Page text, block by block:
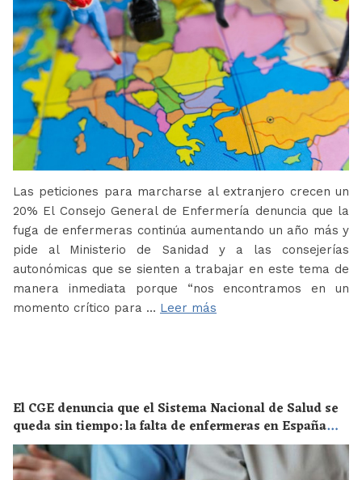
Las peticiones para marcharse al extranjero crecen un
20% El Consejo General de Enfermería denuncia que la
fuga de enfermeras continúa aumentando un año más y
pide al Ministerio de Sanidad y a las consejerías
autonómicas que se sienten a trabajar en este tema de
manera inmediata porque “nos encontramos en un
momento crítico para … Leer más
El CGE denuncia que el Sistema Nacional de Salud se
queda sin tiempo: la falta de enfermeras en España
supone un riesgo enorme para la salud de toda la
población